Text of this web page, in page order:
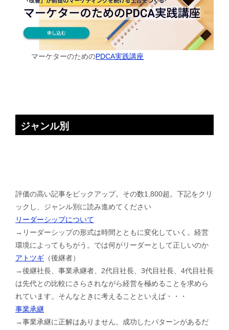
マーケターのためのPDCA実践講座
ジャンル別
評価の高い記事をピックアップ。その数1,800超。下記をクリ
ックし、ジャンル別に読み進めてください
リーダーシップについて
→リーダーシップの形式は時間とともに変化していく。経営
環境によってもちがう。では何がリーダーとして正しいのか
アトツギ （後継者）
→後継社長、事業承継者、2代目社長、3代目社長、4代目社長
は先代との比較にさらされながら経営を極めることを求めら
れています。そんなときに考えることといえば・・・
事業承継
→事業承継に正解はありません。成功したパターンがあるだ